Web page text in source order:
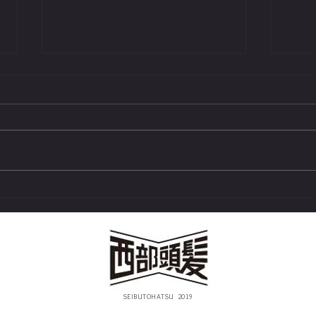
トドアでの髪の保護とスタイ
リング方法
ア
SEIBUTOHATSU 2019